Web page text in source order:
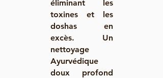
éliminant les
toxines et les
doshas en
excès. Un
nettoyage
Ayurvédique
doux profond